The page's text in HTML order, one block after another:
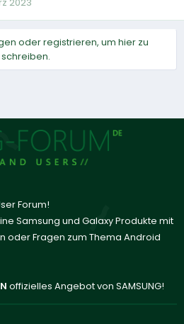
oder registrieren, um hier zu
schreiben.
Forum!
Samsung und Galaxy Produkte mit
oder Fragen zum Thema Android
offizielles Angebot von SAMSUNG!